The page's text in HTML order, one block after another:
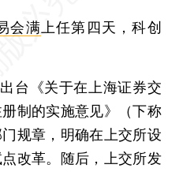
会满 上任第四天，科创
《关于在上海证券交
制的实施意见》（下称
规章，明确在上交所设
改革。随后，上交所发